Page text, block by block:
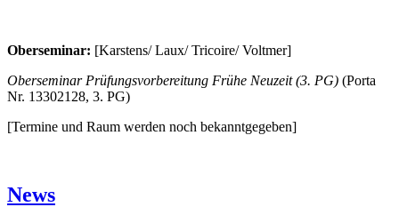
Oberseminar: [Karstens/ Laux/ Tricoire/ Voltmer]
Oberseminar Prüfungsvorbereitung Frühe Neuzeit (3. PG) (Porta
Nr. 13302128, 3. PG)
[Termine und Raum werden noch bekanntgegeben]
News